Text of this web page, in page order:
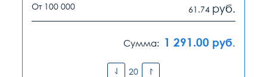
От 100 000 61.74 руб.
Сумма: 1 291.00 руб.